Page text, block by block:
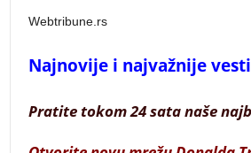
Webtribune.rs
Najnovije i najvažnije
Pratite tokom 24 sata naše